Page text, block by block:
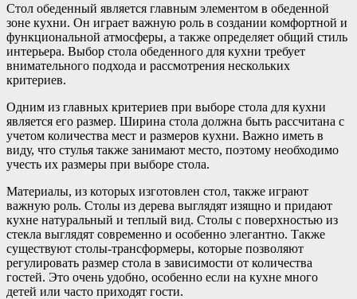
Стол обеденный является главным элементом в обеденной
зоне кухни. Он играет важную роль в создании комфортной и
функциональной атмосферы, а также определяет общий стиль
интерьера. Выбор стола обеденного для кухни требует
внимательного подхода и рассмотрения нескольких
критериев.
Одним из главных критериев при выборе стола для кухни
является его размер. Ширина стола должна быть рассчитана с
учетом количества мест и размеров кухни. Важно иметь в
виду, что стулья также занимают место, поэтому необходимо
учесть их размеры при выборе стола.
Материалы, из которых изготовлен стол, также играют
важную роль. Столы из дерева выглядят изящно и придают
кухне натуральный и теплый вид. Столы с поверхностью из
стекла выглядят современно и особенно элегантно. Также
существуют столы-трансформеры, которые позволяют
регулировать размер стола в зависимости от количества
гостей. Это очень удобно, особенно если на кухне много
детей или часто приходят гости.